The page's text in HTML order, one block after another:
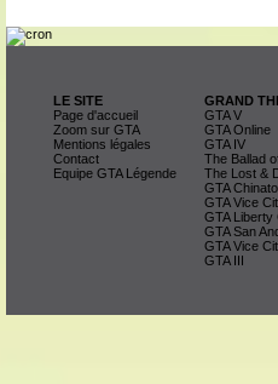
LE SITE
Page d'accueil
Zoom sur GTA
Mentions légales
Contact
Equipe GTA Légende
GRAND
GTA V
GTA Online
GTA IV
The Ballad
The Lost &
GTA
GTA Vice
GTA Liberty
GTA San
GTA Vice
GTA III